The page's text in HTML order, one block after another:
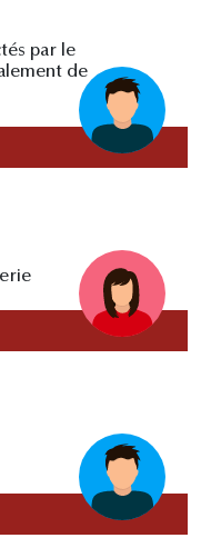
par le
de